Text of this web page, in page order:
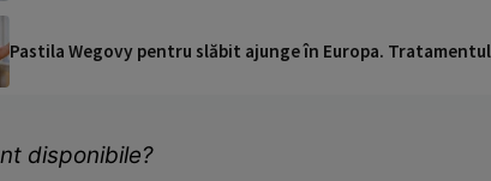
Pastila Wegovy pentru slăbit ajunge în Europa.
disponibile?